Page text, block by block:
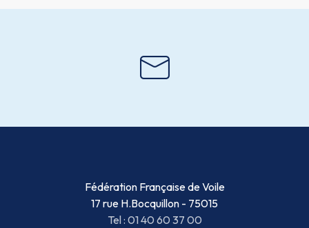
Fédération Française de Voile
17 rue H.Bocquillon - 75015
Tel : 01 40 60 37 00